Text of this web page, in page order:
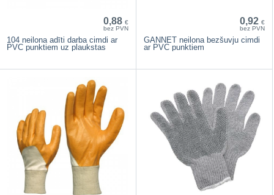
0,88 €
bez PVN
104 neilona adīti darba cimdi ar
PVC punktiem uz plaukstas
0,92 €
bez PVN
GANNET neilona bezšuvju cimdi
ar PVC punktiem